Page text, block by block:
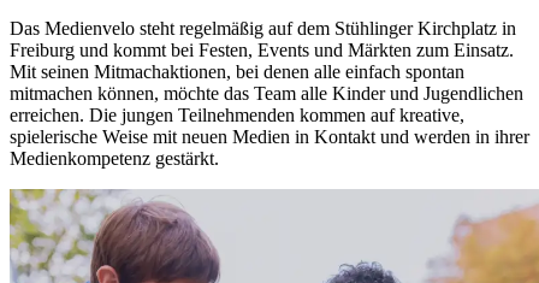
Das Medienvelo steht regelmäßig auf dem Stühlinger Kirchplatz in
Freiburg und kommt bei Festen, Events und Märkten zum Einsatz.
Mit seinen Mitmachaktionen, bei denen alle einfach spontan
mitmachen können, möchte das Team alle Kinder und Jugendlichen
erreichen. Die jungen Teilnehmenden kommen auf kreative,
spielerische Weise mit neuen Medien in Kontakt und werden in ihrer
Medienkompetenz gestärkt.